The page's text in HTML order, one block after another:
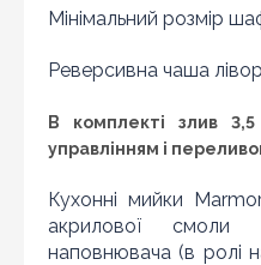
Мінімальний розмір
Реверсивна чаша
В комплекті злив
управлінням і
Кухонні мийки
акрилової смоли
наповнювача (в ролі
Знайшли